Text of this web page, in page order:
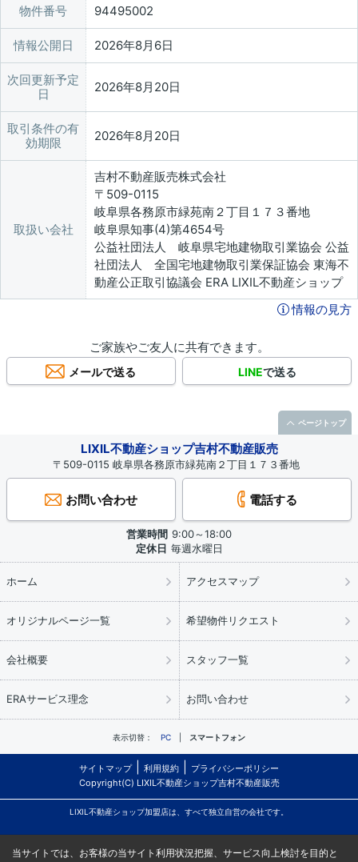
物件番号 94495002
情報公開日 2026年8月6日
次回更新予定
日
2026年8月20日
取引条件の有
効期限
2026年8月20日
取扱い会社
吉村不動産販売株式会社
〒509-0115
岐阜県各務原市緑苑南２丁目１７３番地
岐阜県知事(4)第4654号
公益社団法人 岐阜県宅地建物取引業協会 公益
社団法人 全国宅地建物取引業保証協会 東海不
動産公正取引協議会 ERA LIXIL不動産ショップ
情報の見方
ご家族やご友人に共有できます。
メールで送る LINEで送る
LIXIL不動産ショップ吉村不動産販売
〒509-0115 岐阜県各務原市緑苑南２丁目１７３番地
お問い合わせ 電話する
営業時間 9:00～18:00
定休日 毎週水曜日
ホーム アクセスマップ
オリジナルページ一覧 希望物件リクエスト
会社概要 スタッフ一覧
ERAサービス理念 お問い合わせ
表示切替： PC スマートフォン
サイトマップ 利用規約
プライバシーポリシー
Copyright(C) LIXIL不動産ショップ吉村不動産販売
LIXIL不動産ショップ加盟店は、すべて独立自営の会社です。
ページトップ
当サイトでは、お客様の当サイト利用状況把握、サービス向上検討を目的と